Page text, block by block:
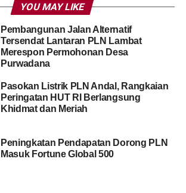
YOU MAY LIKE
Pembangunan Jalan Alternatif
Tersendat Lantaran PLN Lambat
Merespon Permohonan Desa
Purwadana
Pasokan Listrik PLN Andal, Rangkaian
Peringatan HUT RI Berlangsung
Khidmat dan Meriah
Peningkatan Pendapatan Dorong PLN
Masuk Fortune Global 500